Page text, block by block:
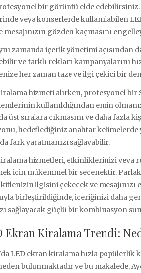
bir görüntü elde
veya konserlerde kullanılabilen
mesajınızın gözden kaçmasını
zamanda içerik yönetimi açısından
ve farklı reklam kampanyalarını
her zaman taze ve ilgi çekici bir
hizmeti alırken, profesyonel bir
kullanıldığından emin
üst sıralara çıkmasını ve daha fazla
hedeflediğiniz anahtar kelimelerde
fark yaratmanızı sağlayabilir.
hizmetleri, etkinliklerinizi veya
için mükemmel bir seçenektir.
ilgisini çekecek ve mesajınızı
birleştirildiğinde, içeriğinizi daha
sağlayacak güçlü bir kombinasyon
Ekran Kiralama Trendi:
LED ekran kiralama hızla popülerlik
bulunmaktadır ve bu makalede,